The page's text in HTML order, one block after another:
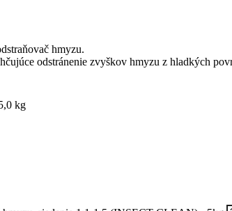
hmyzu.
odstránenie zvyškov hmyzu z hladkých
kg